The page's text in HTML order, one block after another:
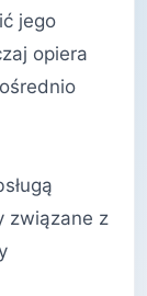
jego
opiera
związane z